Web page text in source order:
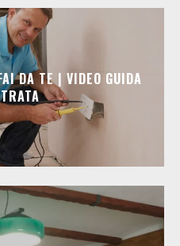
DA TE | VIDEO GUIDA